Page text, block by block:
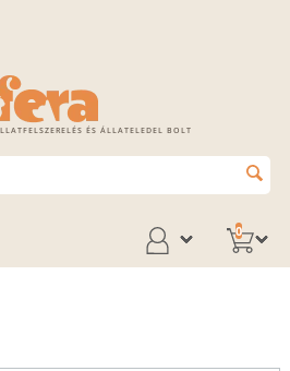
ÉS ÁLLATELEDEL BOLT
0